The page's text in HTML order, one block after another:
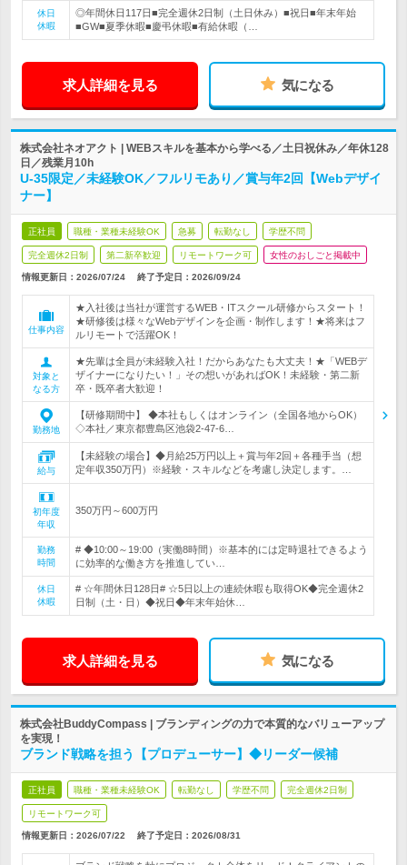
休日
休暇
◎年間休日117日■完全週休2日制（土日休み）■祝日■年末年始
■GW■夏季休暇■慶弔休暇■有給休暇（…
求人詳細を見る 気になる
株式会社ネオアクト | WEBスキルを基本から学べる／土日祝休み／年休128
日／残業月10h
U-35限定／未経験OK／フルリモあり／賞与年2回【Webデザイ
ナー】
正社員 職種・業種未経験OK 急募 転勤なし 学歴不問
完全週休2日制 第二新卒歓迎 リモートワーク可 女性のおしごと掲載中
情報更新日：2026/07/24 終了予定日： 2026/09/24
仕事内容
★入社後は当社が運営するWEB・ITスクール研修からスタート！
★研修後は様々なWebデザインを企画・制作します！★将来はフ
ルリモートで活躍OK！
対象と
なる方
★先輩は全員が未経験入社！だからあなたも大丈夫！★「WEBデ
ザイナーになりたい！」その想いがあればOK！未経験・第二新
卒・既卒者大歓迎！
勤務地
【研修期間中】 ◆本社もしくはオンライン（全国各地からOK）
◇本社／東京都豊島区池袋2-47-6…
給与
【未経験の場合】◆月給25万円以上＋賞与年2回＋各種手当（想
定年収350万円）※経験・スキルなどを考慮し決定します。…
初年度
年収
350万円～600万円
勤務
時間
# ◆10:00～19:00（実働8時間）※基本的には定時退社できるよう
に効率的な働き方を推進してい…
休日
休暇
# ☆年間休日128日# ☆5日以上の連続休暇も取得OK◆完全週休2
日制（土・日）◆祝日◆年末年始休…
求人詳細を見る 気になる
株式会社BuddyCompass | ブランディングの力で本質的なバリューアップ
を実現！
ブランド戦略を担う【プロデューサー】◆リーダー候補
正社員 職種・業種未経験OK 転勤なし 学歴不問 完全週休2日制
リモートワーク可
情報更新日：2026/07/22 終了予定日： 2026/08/31